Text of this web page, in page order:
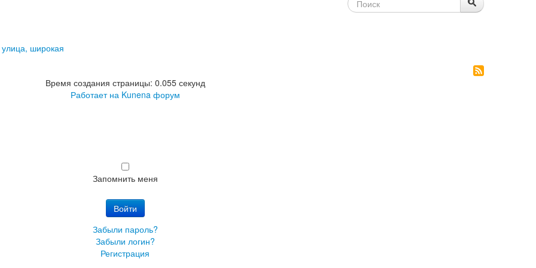
широкая
Время создания страницы: 0.055 секунд
Работает на Kunena форум
Запомнить меня
Войти
Забыли пароль?
Забыли логин?
Регистрация